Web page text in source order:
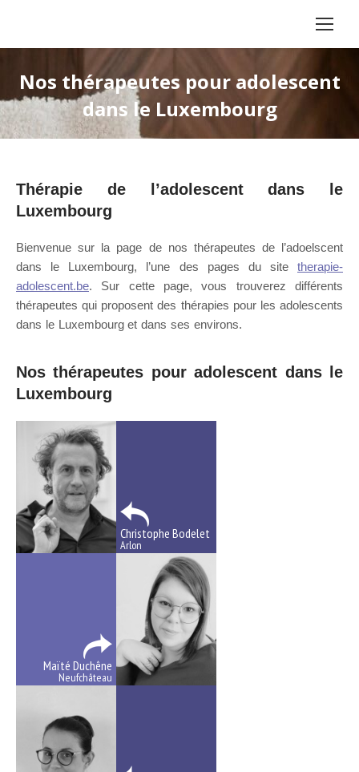
Nos thérapeutes pour adolescent
dans le Luxembourg
Thérapie de l’adolescent dans le
Luxembourg
Bienvenue sur la page de nos thérapeutes de l’adoelscent
dans le Luxembourg, l’une des pages du site therapie-
adolescent.be. Sur cette page, vous trouverez différents
thérapeutes qui proposent des thérapies pour les adolescents
dans le Luxembourg et dans ses environs.
Nos thérapeutes pour adolescent dans le
Luxembourg
Christophe Bodelet
Arlon
Maïté Duchêne
Neufchâteau